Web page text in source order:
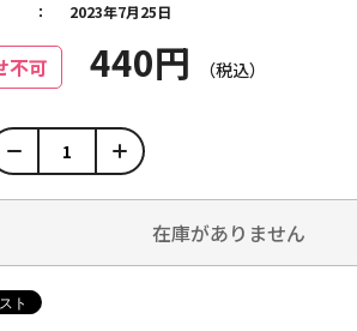
不可 440円
2023年7月25日
在庫がありません